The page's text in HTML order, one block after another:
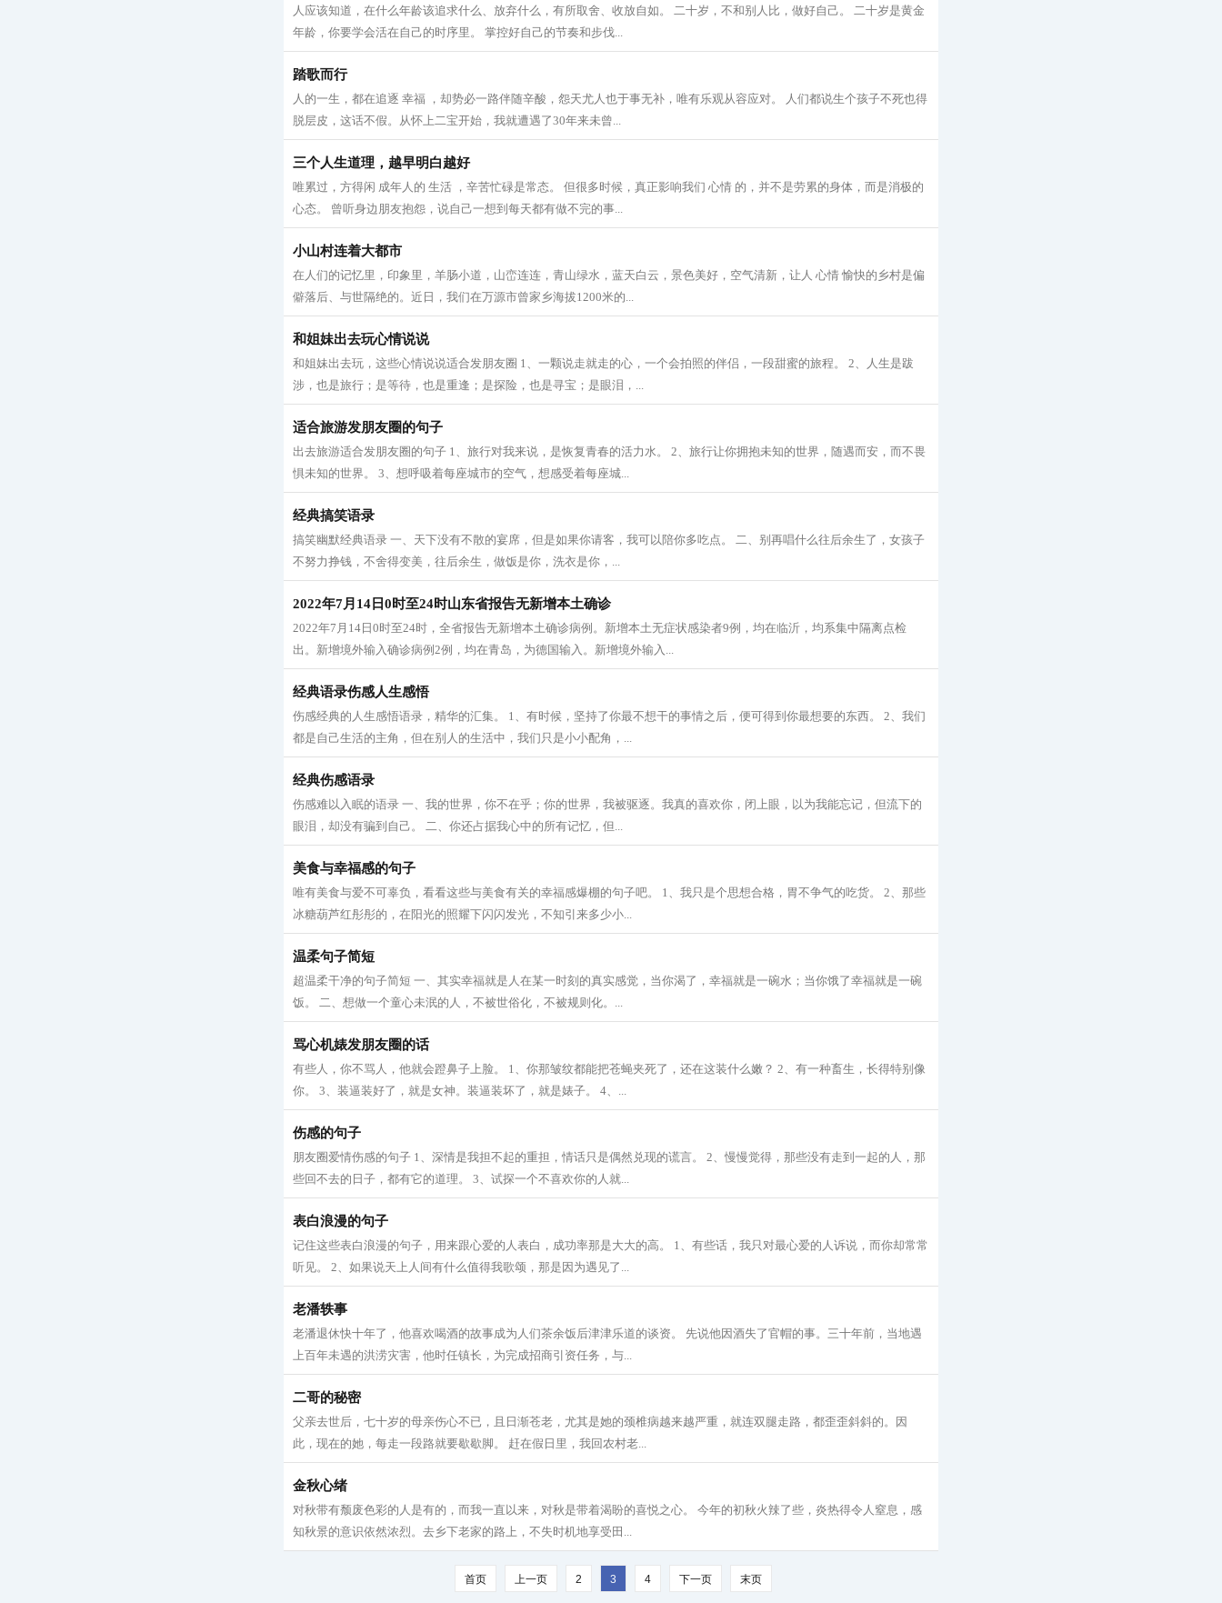
人应该知道，在什么年龄该追求什么、放弃什么，有所取舍、收放自如。 二十岁，不和别人比，做好自己。 二十岁是黄金
年龄，你要学会活在自己的时序里。 掌控好自己的节奏和步伐...
踏歌而行
人的一生，都在追逐 幸福 ，却势必一路伴随辛酸，怨天尤人也于事无补，唯有乐观从容应对。 人们都说生个孩子不死也得
脱层皮，这话不假。从怀上二宝开始，我就遭遇了30年来未曾...
三个人生道理，越早明白越好
唯累过，方得闲 成年人的 生活 ，辛苦忙碌是常态。 但很多时候，真正影响我们 心情 的，并不是劳累的身体，而是消极的
心态。 曾听身边朋友抱怨，说自己一想到每天都有做不完的事...
小山村连着大都市
在人们的记忆里，印象里，羊肠小道，山峦连连，青山绿水，蓝天白云，景色美好，空气清新，让人 心情 愉快的乡村是偏
僻落后、与世隔绝的。近日，我们在万源市曾家乡海拔1200米的...
和姐妹出去玩心情说说
和姐妹出去玩，这些心情说说适合发朋友圈 1、一颗说走就走的心，一个会拍照的伴侣，一段甜蜜的旅程。 2、人生是跋
涉，也是旅行；是等待，也是重逢；是探险，也是寻宝；是眼泪，...
适合旅游发朋友圈的句子
出去旅游适合发朋友圈的句子 1、旅行对我来说，是恢复青春的活力水。 2、旅行让你拥抱未知的世界，随遇而安，而不畏
惧未知的世界。 3、想呼吸着每座城市的空气，想感受着每座城...
经典搞笑语录
搞笑幽默经典语录 一、天下没有不散的宴席，但是如果你请客，我可以陪你多吃点。 二、别再唱什么往后余生了，女孩子
不努力挣钱，不舍得变美，往后余生，做饭是你，洗衣是你，...
2022年7月14日0时至24时山东省报告无新增本土确诊
2022年7月14日0时至24时，全省报告无新增本土确诊病例。新增本土无症状感染者9例，均在临沂，均系集中隔离点检
出。新增境外输入确诊病例2例，均在青岛，为德国输入。新增境外输入...
经典语录伤感人生感悟
伤感经典的人生感悟语录，精华的汇集。 1、有时候，坚持了你最不想干的事情之后，便可得到你最想要的东西。 2、我们
都是自己生活的主角，但在别人的生活中，我们只是小小配角，...
经典伤感语录
伤感难以入眠的语录 一、我的世界，你不在乎；你的世界，我被驱逐。我真的喜欢你，闭上眼，以为我能忘记，但流下的
眼泪，却没有骗到自己。 二、你还占据我心中的所有记忆，但...
美食与幸福感的句子
唯有美食与爱不可辜负，看看这些与美食有关的幸福感爆棚的句子吧。 1、我只是个思想合格，胃不争气的吃货。 2、那些
冰糖葫芦红彤彤的，在阳光的照耀下闪闪发光，不知引来多少小...
温柔句子简短
超温柔干净的句子简短 一、其实幸福就是人在某一时刻的真实感觉，当你渴了，幸福就是一碗水；当你饿了幸福就是一碗
饭。 二、想做一个童心未泯的人，不被世俗化，不被规则化。...
骂心机婊发朋友圈的话
有些人，你不骂人，他就会蹬鼻子上脸。 1、你那皱纹都能把苍蝇夹死了，还在这装什么嫩？ 2、有一种畜生，长得特别像
你。 3、装逼装好了，就是女神。装逼装坏了，就是婊子。 4、...
伤感的句子
朋友圈爱情伤感的句子 1、深情是我担不起的重担，情话只是偶然兑现的谎言。 2、慢慢觉得，那些没有走到一起的人，那
些回不去的日子，都有它的道理。 3、试探一个不喜欢你的人就...
表白浪漫的句子
记住这些表白浪漫的句子，用来跟心爱的人表白，成功率那是大大的高。 1、有些话，我只对最心爱的人诉说，而你却常常
听见。 2、如果说天上人间有什么值得我歌颂，那是因为遇见了...
老潘轶事
老潘退休快十年了，他喜欢喝酒的故事成为人们茶余饭后津津乐道的谈资。 先说他因酒失了官帽的事。三十年前，当地遇
上百年未遇的洪涝灾害，他时任镇长，为完成招商引资任务，与...
二哥的秘密
父亲去世后，七十岁的母亲伤心不已，且日渐苍老，尤其是她的颈椎病越来越严重，就连双腿走路，都歪歪斜斜的。因
此，现在的她，每走一段路就要歇歇脚。 赶在假日里，我回农村老...
金秋心绪
对秋带有颓废色彩的人是有的，而我一直以来，对秋是带着渴盼的喜悦之心。 今年的初秋火辣了些，炎热得令人窒息，感
知秋景的意识依然浓烈。去乡下老家的路上，不失时机地享受田...
首页 上一页 2 3 4 下一页 末页